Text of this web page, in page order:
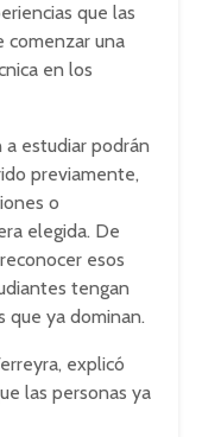
que las
comenzar una
en los
a estudiar podrán
previamente,
o
elegida. De
esos
tengan
que ya dominan.
explicó
las personas ya